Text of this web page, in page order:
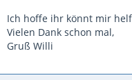
Ich hoffe ihr könnt mir
Vielen Dank schon mal,
Gruß Willi